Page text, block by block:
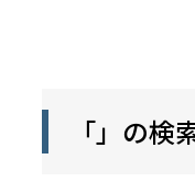
「」の検